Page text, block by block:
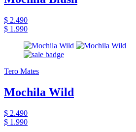
$ 2.490
$ 1.990
Tero Mates
Mochila Wild
$ 2.490
$ 1.990